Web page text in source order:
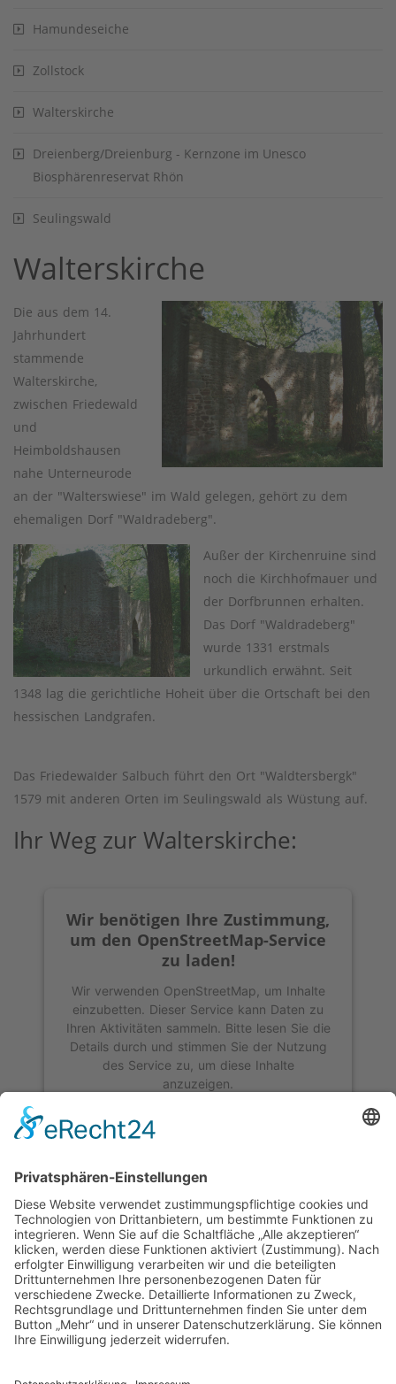
Hamundeseiche
Zollstock
Walterskirche
Dreienberg/Dreienburg - Kernzone im Unesco
Biosphärenreservat Rhön
Seulingswald
Walterskirche
Die aus dem 14.
Jahrhundert
stammende
Walterskirche,
zwischen Friedewald
und
Heimboldshausen
nahe Unterneurode
an der "Walterswiese" im Wald gelegen, gehört zu dem
ehemaligen Dorf "WaIdradeberg".
Außer der Kirchenruine sind
noch die Kirchhofmauer und
der Dorfbrunnen erhalten.
Das Dorf "Waldradeberg"
wurde 1331 erstmals
urkundlich erwähnt. Seit
1348 lag die gerichtliche Hoheit über die Ortschaft bei den
hessischen Landgrafen.
Das FriedewaIder Salbuch führt den Ort "Waldtersbergk"
1579 mit anderen Orten im Seulingswald als Wüstung auf.
Ihr Weg zur Walterskirche:
Wir benötigen Ihre Zustimmung,
um den OpenStreetMap-Service
zu laden!
Wir verwenden OpenStreetMap, um Inhalte
einzubetten. Dieser Service kann Daten zu
Ihren Aktivitäten sammeln. Bitte lesen Sie die
Details durch und stimmen Sie der Nutzung
des Service zu, um diese Inhalte
anzuzeigen.
Mehr Informationen
Akzeptieren
powered byUsercentrics Consent
Management Platform&eRecht24
Größere Karte anzeigen